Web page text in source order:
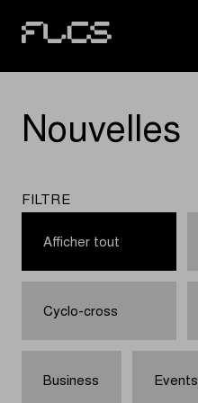
Nouvelles
FILTRE
Afficher tout
Cyclo-cross
Business Events